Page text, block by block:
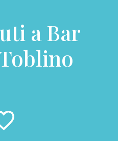
a Bar